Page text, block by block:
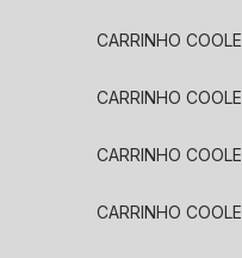
CARRINHO
CARRINHO
CARRINHO
CARRINHO